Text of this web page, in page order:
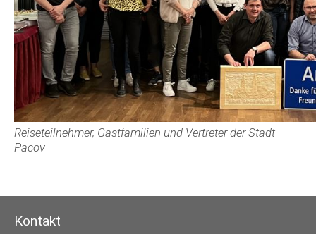
Reiseteilnehmer, Gastfamilien und Vertreter der Stadt
Pacov
Kontakt